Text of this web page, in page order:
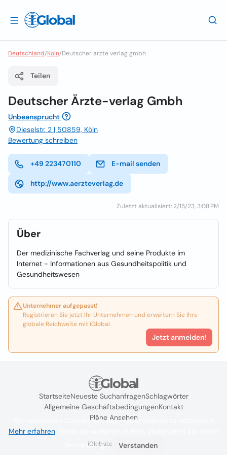
Deutschland/Koln/Deutscher arzte verlag gmbh
Teilen
Deutscher Ärzte-verlag Gmbh
Unbeansprucht
Dieselstr. 2 | 50859, Köln
Bewertung schreiben
+49 223470110 E-mail senden
http://www.aerzteverlag.de
Zuletzt aktualisiert: 2/15/23, 3:08 PM
Über
Der medizinische Fachverlag und seine Produkte im
Internet - Informationen aus Gesundheitspolitik und
Gesundheitswesen
Unternehmer aufgepasst!
Registrieren Sie jetzt Ihr Unternehmen und erweitern Sie Ihre
globale Reichweite mit iGlobal.
Jetzt anmelden!
StartseiteNeueste SuchanfragenSchlagwörter
Allgemeine GeschäftsbedingungenKontakt
Pläne Ansehen
iGlobal.co @ 2024
Wir verwenden Cookies, um das Nutzererlebnis zu verbessern
Mehr erfahren
Verwendung.
Verstanden